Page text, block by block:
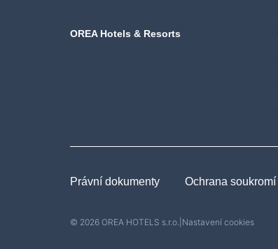
OREA Hotels & Resorts
Právní dokumenty Ochrana soukromí
© 2026 OREA HOTELS s.r.o. Nastavení cookies